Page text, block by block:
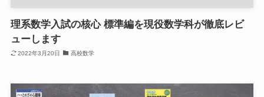
理系数学入試の核心 標準編を現役数学科が徹底レビ
ューします
2022年3月20日 高校数学